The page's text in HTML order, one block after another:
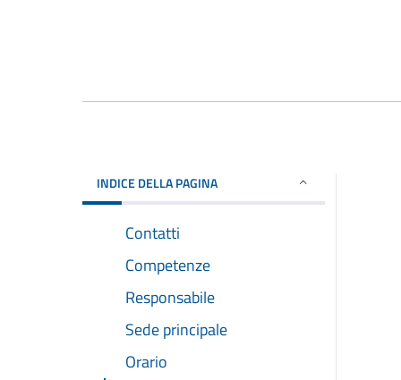
INDICE DELLA PAGINA
Contatti
Competenze
Responsabile
Sede principale
Orario